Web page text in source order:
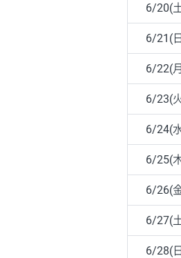
6/20(
6/21(
6/22(
6/23(
6/24(
6/25(
6/26(
6/27(
6/28(